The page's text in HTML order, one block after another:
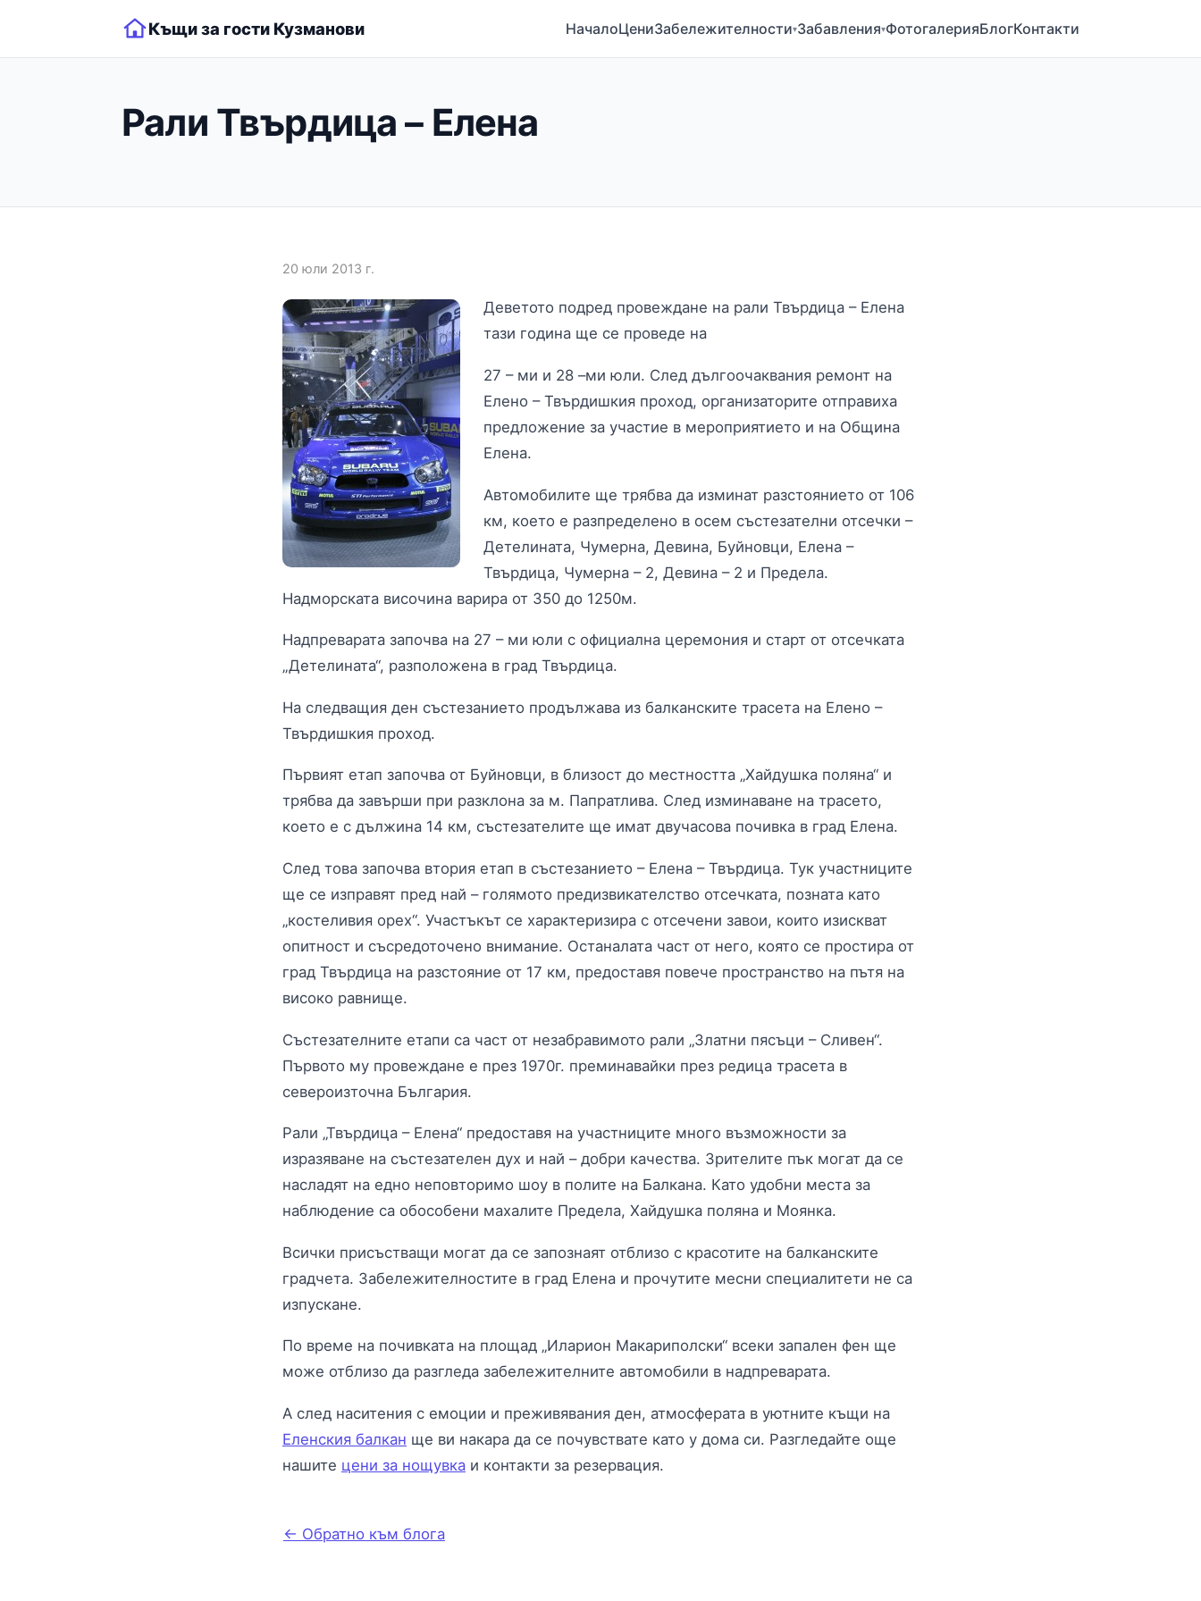
Къщи за гости Кузманови НачалоЦениЗабележителности▾Забавления▾ФотогалерияБлогКонтакти
Рали Твърдица – Елена
20 юли 2013 г.
Деветото подред провеждане на рали Твърдица – Елена
тази година ще се проведе на
27 – ми и 28 –ми юли. След дългоочаквания ремонт на
Елено – Твърдишкия проход, организаторите отправиха
предложение за участие в мероприятието и на Община
Елена.
Автомобилите ще трябва да изминат разстоянието от 106
км, което е разпределено в осем състезателни отсечки –
Детелината, Чумерна, Девина, Буйновци, Елена –
Твърдица, Чумерна – 2, Девина – 2 и Предела.
Надморската височина варира от 350 до 1250м.
Надпреварата започва на 27 – ми юли с официална церемония и старт от отсечката
„Детелината“, разположена в град Твърдица.
На следващия ден състезанието продължава из балканските трасета на Елено –
Твърдишкия проход.
Първият етап започва от Буйновци, в близост до местността „Хайдушка поляна“ и
трябва да завърши при разклона за м. Папратлива. След изминаване на трасето,
което е с дължина 14 км, състезателите ще имат двучасова почивка в град Елена.
След това започва втория етап в състезанието – Елена – Твърдица. Тук участниците
ще се изправят пред най – голямото предизвикателство отсечката, позната като
„костеливия орех“. Участъкът се характеризира с отсечени завои, които изискват
опитност и съсредоточено внимание. Останалата част от него, която се простира от
град Твърдица на разстояние от 17 км, предоставя повече пространство на пътя на
високо равнище.
Състезателните етапи са част от незабравимото рали „Златни пясъци – Сливен“.
Първото му провеждане е през 1970г. преминавайки през редица трасета в
североизточна България.
Рали „Твърдица – Елена“ предоставя на участниците много възможности за
изразяване на състезателен дух и най – добри качества. Зрителите пък могат да се
насладят на едно неповторимо шоу в полите на Балкана. Като удобни места за
наблюдение са обособени махалите Предела, Хайдушка поляна и Моянка.
Всички присъстващи могат да се запознаят отблизо с красотите на балканските
градчета. Забележителностите в град Елена и прочутите месни специалитети не са
изпускане.
По време на почивката на площад „Иларион Макариполски“ всеки запален фен ще
може отблизо да разгледа забележителните автомобили в надпреварата.
А след наситения с емоции и преживявания ден, атмосферата в уютните къщи на
Еленския балкан ще ви накара да се почувствате като у дома си. Разгледайте още
нашите цени за нощувка и контакти за резервация.
← Обратно към блога